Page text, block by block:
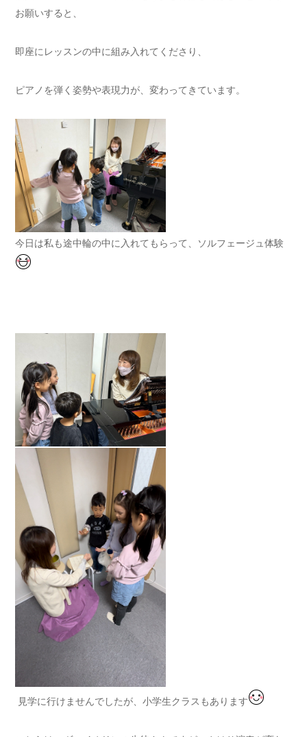
お願いすると、
即座にレッスンの中に組み入れてくださり、
ピアノを弾く姿勢や表現力が、変わってきています。
今日は私も途中輪の中に入れてもらって、ソルフェージュ体験
見学に行けませんでしたが、小学生クラスもあります